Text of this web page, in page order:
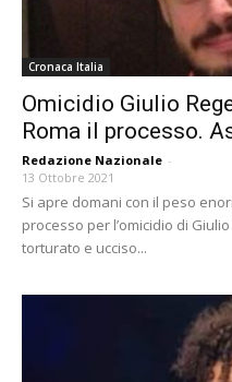
Cronaca Italia
Omicidio Giulio
Roma il processo.
Redazione Nazionale -
13 Ottobre 2021
Si apre domani con il peso
processo per l’omicidio di
torturato e ucciso...